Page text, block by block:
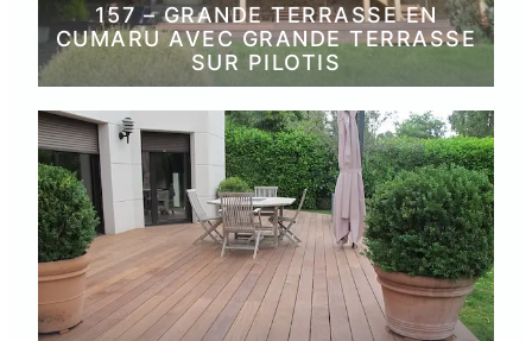
157 – GRANDE TERRASSE EN
CUMARU AVEC GRANDE TERRASSE
SUR PILOTIS